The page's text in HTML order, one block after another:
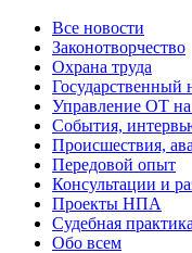
Все новости
Законотворчество
Охрана труда
Государственный
Управление ОТ
События,
Происшествия,
Передовой опыт
Консультации и
Проекты НПА
Судебная практика
Обо всем